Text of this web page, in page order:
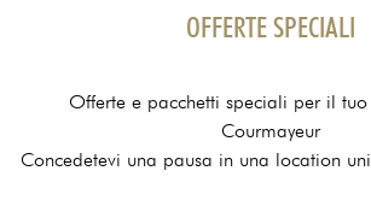
OFFERTE SPECIALI
Offerte e pacchetti speciali per il
Courmayeur
Concedetevi una pausa in una location